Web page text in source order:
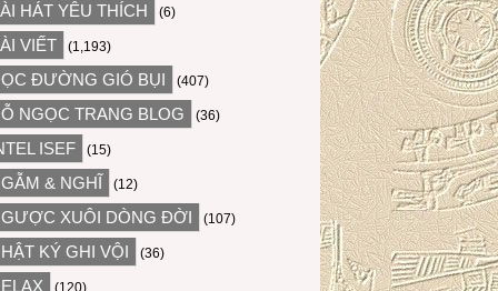
HÁT YÊU THÍCH (6)
VIẾT (1,193)
ĐƯỜNG GIÓ BỤI (407)
NGỌC TRANG BLOG (36)
ISEF (15)
& NGHĨ (12)
XUÔI DÒNG ĐỜI (107)
KÝ GHI VỘI (36)
(120)